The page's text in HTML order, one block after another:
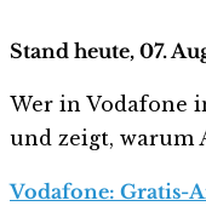
Stand heute, 07.
Wer in Vodafone
und zeigt, warum
Vodafone: Gratis-